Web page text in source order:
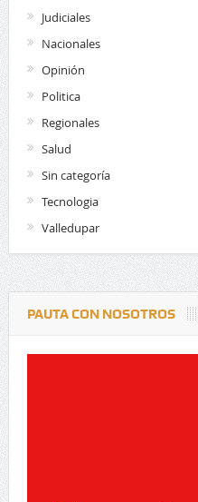
Judiciales
Nacionales
Opinión
Politica
Regionales
Salud
Sin categoría
Tecnologia
Valledupar
PAUTA CON NOSOTROS